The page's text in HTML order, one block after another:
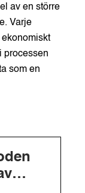
av en större
Varje
processen
som en